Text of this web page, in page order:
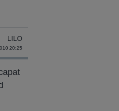
LILO
20:25